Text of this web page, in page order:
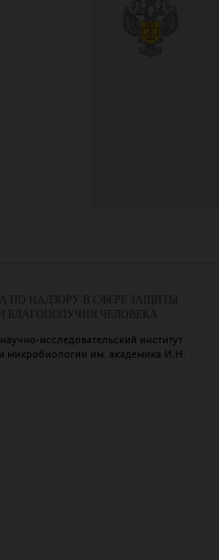
ПО НАДЗОРУ В СФЕРЕ ЗАЩИТЫ
БЛАГОПОЛУЧИЯ ЧЕЛОВЕКА
исследовательский институт
микробиологии им. академика И.Н.